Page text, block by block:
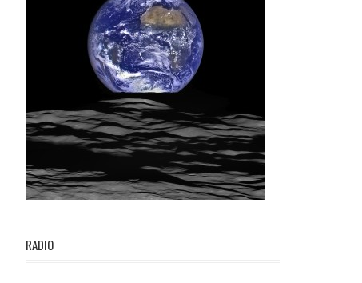
RADIO